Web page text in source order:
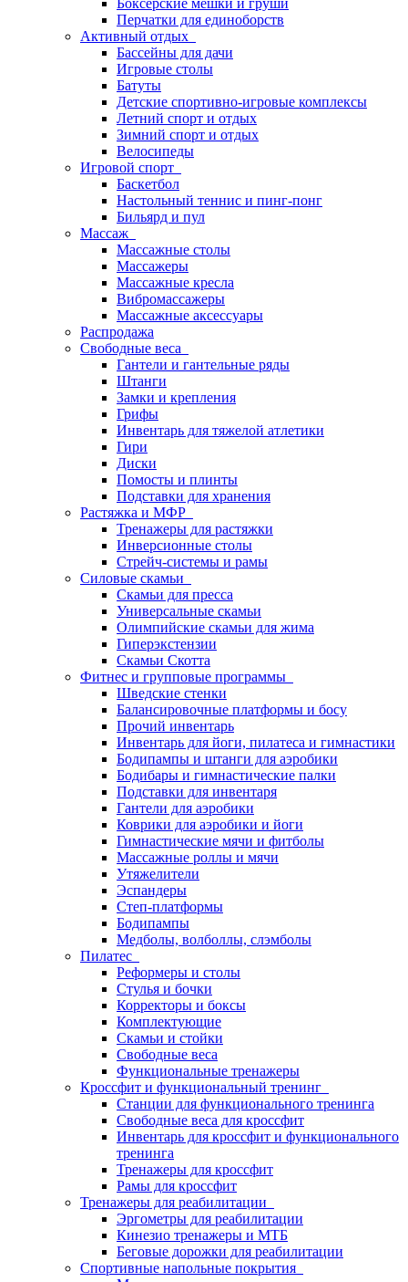
Боксерские мешки и груши
Перчатки для единоборств
Активный отдых
Бассейны для дачи
Игровые столы
Батуты
Детские спортивно-игровые комплексы
Летний спорт и отдых
Зимний спорт и отдых
Велосипеды
Игровой спорт
Баскетбол
Настольный теннис и пинг-понг
Бильярд и пул
Массаж
Массажные столы
Массажеры
Массажные кресла
Вибромассажеры
Массажные аксессуары
Распродажа
Свободные веса
Гантели и гантельные ряды
Штанги
Замки и крепления
Грифы
Инвентарь для тяжелой атлетики
Гири
Диски
Помосты и плинты
Подставки для хранения
Растяжка и МФР
Тренажеры для растяжки
Инверсионные столы
Стрейч-системы и рамы
Силовые скамьи
Скамьи для пресса
Универсальные скамьи
Олимпийские скамьи для жима
Гиперэкстензии
Скамьи Скотта
Фитнес и групповые программы
Шведские стенки
Балансировочные платформы и босу
Прочий инвентарь
Инвентарь для йоги, пилатеса и гимнастики
Бодипампы и штанги для аэробики
Бодибары и гимнастические палки
Подставки для инвентаря
Гантели для аэробики
Коврики для аэробики и йоги
Гимнастические мячи и фитболы
Массажные роллы и мячи
Утяжелители
Эспандеры
Степ-платформы
Бодипампы
Медболы, волболлы, слэмболы
Пилатес
Реформеры и столы
Стулья и бочки
Корректоры и боксы
Комплектующие
Скамьи и стойки
Свободные веса
Функциональные тренажеры
Кроссфит и функциональный тренинг
Станции для функционального тренинга
Свободные веса для кроссфит
Инвентарь для кроссфит и функционального
тренинга
Тренажеры для кроссфит
Рамы для кроссфит
Тренажеры для реабилитации
Эргометры для реабилитации
Кинезио тренажеры и МТБ
Беговые дорожки для реабилитации
Спортивные напольные покрытия